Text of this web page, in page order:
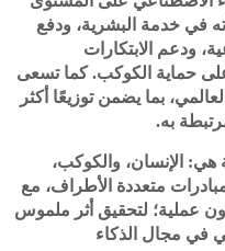
في خدمة البشرية، ودفع
ودعم الابتكارات
حماية الكوكب. كما تسعى
بما يضمن توزيعًا أكثر
به.
هي: الإنسان، والكوكب،
متعددة الأطراف، مع
عملية؛ لتحقيق أثر ملموس
في مجال الذكاء